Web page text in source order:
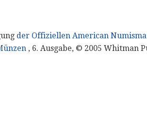
der Offiziellen American
, 6. Ausgabe, © 2005 Whitman